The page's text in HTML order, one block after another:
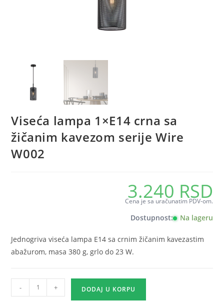
Viseća lampa 1×E14 crna sa
žičanim kavezom serije Wire
W002
3.240 RSD
Cena je sa uračunatim PDV-om.
Dostupnost: Na lageru
Jednogriva viseća lampa E14 sa crnim žičanim kavezastim
abažurom, masa 380 g, grlo do 23 W.
lampa
- + DODAJ U KORPU